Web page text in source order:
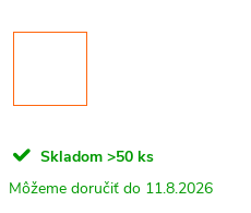
Skladom >50 ks
11.8.2026